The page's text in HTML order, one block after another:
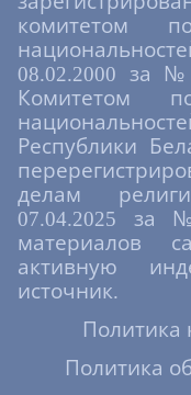
комитетом
08.02.2000 за
Комитетом
Республики
делам
07.04.2025 за
материалов
активную
источник.
Политика
Политика